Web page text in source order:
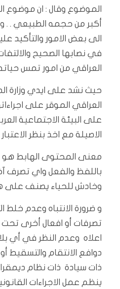
الموضوع وقال : ان موضوع
أكبر من حجمه الطبيعي . .
الى بعض الامور والتأكيد
في نصابها الصحيح
العراقي من امور تمس
حيث نشد على ايدي وزارة
العراقي الموقر على
على البيئة الاجتماعية
الاصيلة مع اخذ بنظر
معنى المحتوى الهابط هو
باللفظ والفعل واي تصرف
وخادش للحياء يصنف على
و ضرورة الانتباه وعدم خلط
تصرفات أو افعال أخرى
اعلاه وعدم النظر في
دوافع الانتقام والتسقيط
ذات سيادة ذات نظام
ينظم عمل الاجراءات